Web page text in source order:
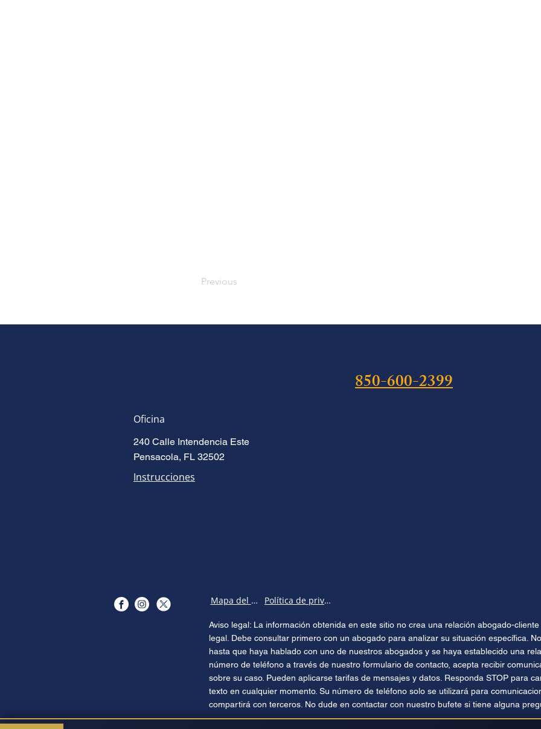
Previous
850-600-2399
Oficina
240 Calle Intendencia Este
Pensacola, FL 32502
Instrucciones
Mapa del sitio Política de privacidad
Aviso legal: La información obtenida en este sitio no crea una relación abogado-
legal. Debe consultar primero con un abogado para analizar su situación específica.
hasta que haya hablado con uno de nuestros abogados y se haya establecido una
número de teléfono a través de nuestro formulario de contacto, acepta recibir
sobre su caso. Pueden aplicarse tarifas de mensajes y datos. Responda STOP para
texto en cualquier momento. Su número de teléfono solo se utilizará para
compartirá con terceros. No dude en contactar con nuestro bufete si tiene alguna